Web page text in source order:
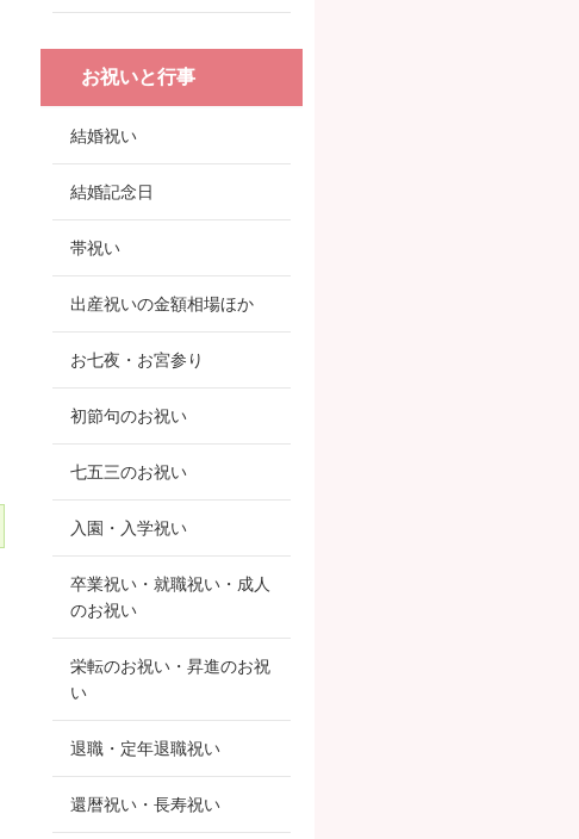
お祝いと行事
結婚祝い
結婚記念日
帯祝い
出産祝いの金額相場ほか
お七夜・お宮参り
初節句のお祝い
七五三のお祝い
入園・入学祝い
卒業祝い・就職祝い・成人
のお祝い
栄転のお祝い・昇進のお祝
い
退職・定年退職祝い
還暦祝い・長寿祝い